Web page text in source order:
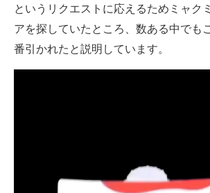
というリクエストに応えるためミャク
アを探していたところ、数ある中でも
番引かれたと説明しています。